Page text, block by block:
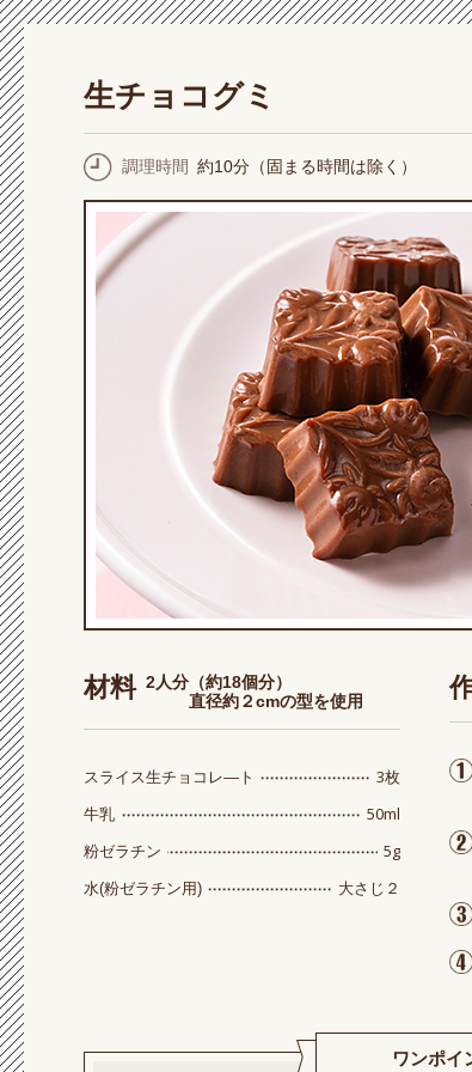
生チョコグミ
調理時間 約10分（固まる時間は除く）
材料 2人分 （約18個分）
直径約２cmの型を使用
スライス生チョコレ―ト 3枚
牛乳 50ml
粉ゼラチン 5g
水(粉ゼラチン用) 大さじ２
ワンポイ